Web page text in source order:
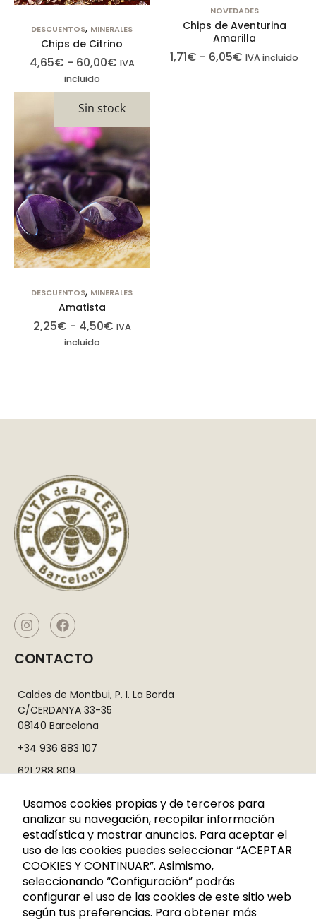
DESCUENTOS, MINERALES
Chips de Citrino
4,65€ - 60,00€ IVA
incluido
NOVEDADES
Chips de Aventurina
Amarilla
1,71€ - 6,05€ IVA incluido
Sin stock
DESCUENTOS, MINERALES
Amatista
2,25€ - 4,50€ IVA
incluido
CONTACTO
Caldes de Montbui, P. I. La Borda
C/CERDANYA 33-35
08140 Barcelona
+34 936 883 107
621 288 809
INFORMACIÓN
Aviso legal
Política de privacidad
Política de privacidad RRSS
Usamos cookies propias y de terceros para
analizar su navegación, recopilar información
estadística y mostrar anuncios. Para aceptar el
uso de las cookies puedes seleccionar “ACEPTAR
COOKIES Y CONTINUAR”. Asimismo,
seleccionando “Configuración” podrás
configurar el uso de las cookies de este sitio web
según tus preferencias. Para obtener más
directamente
información
personal, sino